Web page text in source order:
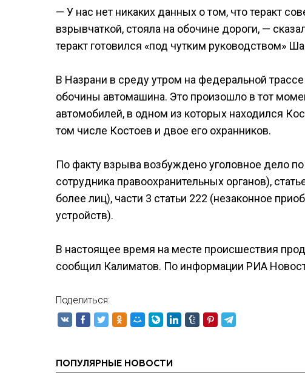
— У нас нет никаких данных о том, что теракт
взрывчаткой, стояла на обочине дороги, —
теракт готовился «под чутким руководством»
В Назрани в среду утром на федеральной
обочины автомашина. Это произошло в тот
автомобилей, в одном из которых находился
том числе Костоев и двое его охранников.
По факту взрыва возбуждено уголовное дело
сотрудника правоохранительных органов),
более лиц), части 3 статьи 222 (незаконное
устройств).
В настоящее время на месте происшествия
сообщил Калиматов. По информации РИА
Поделиться:
ПОПУЛЯРНЫЕ НОВОСТИ